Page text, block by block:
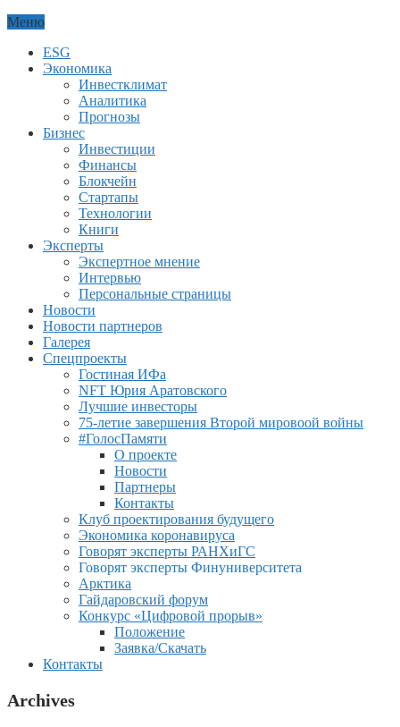
Меню
ESG
Экономика
Инвестклимат
Аналитика
Прогнозы
Бизнес
Инвестиции
Финансы
Блокчейн
Стартапы
Технологии
Книги
Эксперты
Экспертное мнение
Интервью
Персональные страницы
Новости
Новости партнеров
Галерея
Спецпроекты
Гостиная ИФа
NFT Юрия Аратовского
Лучшие инвесторы
75-летие завершения Второй мировоой войны
#ГолосПамяти
О проекте
Новости
Партнеры
Контакты
Клуб проектирования будущего
Экономика коронавируса
Говорят эксперты РАНХиГС
Говорят эксперты Финуниверситета
Арктика
Гайдаровский форум
Конкурс «Цифровой прорыв»
Положение
Заявка/Скачать
Контакты
Archives